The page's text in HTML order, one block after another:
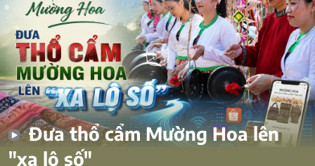
Đưa thổ cẩm Mường Hoa lên
"xa lộ số"